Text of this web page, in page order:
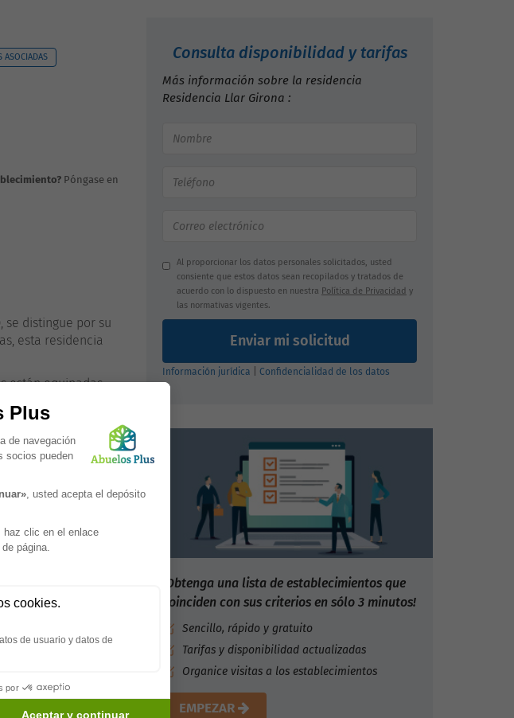
ASOCIADAS
Póngase en
se distingue por su
esta residencia
están equipadas
durante todo
énfasis en la
diseñando y
y mental de los
busca mejorar
lugar seguro y
modernas y
del hogar.
Consulta disponibilidad y tarifas
Más información sobre la residencia
Residencia Llar Girona :
Al proporcionar los datos personales solicitados, usted
consiente que estos datos sean recopilados y tratados de
acuerdo con lo dispuesto en nuestra Política de Privacidad y
las normativas vigentes.
Enviar mi solicitud
Información jurídica Confidencialidad de los datos
¡Obtenga una lista de establecimientos que
coinciden con sus criterios en sólo 3 minutos!
Sencillo, rápido y gratuito
Tarifas y disponibilidad actualizadas
Organice visitas a los establecimientos
EMPEZAR